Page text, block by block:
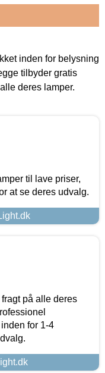
inden for belysning
tilbyder gratis
deres lamper.
til lave priser,
at se deres udvalg.
på alle deres
for 1-4